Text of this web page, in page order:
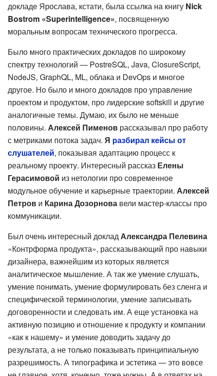
докладе Ярослава, кстати, была ссылка на книгу Nick
Bostrom «Superintelligence», посвященную
моральным вопросам технического прогресса.
Было много практических докладов по широкому
спектру технологий — PostreSQL, Java, ClosureScript,
NodeJS, GraphQL, ML, облака и DevOps и многое
другое. Но было и много докладов про управление
проектом и продуктом, про лидерские softskill и другие
аналогичные темы. Думаю, их было не меньше
половины. Алексей Пименов рассказывал про работу
с метриками потока задач. Я разбирал кейсы от
слушателей, показывая адаптацию процесс к
реальному проекту. Интересный рассказ Елены
Герасимовой из нетологии про современное
модульное обучение и карьерные траектории. Алексей
Петров и Карина Дозорнова вели мастер-классы про
коммуникации.
Был очень интересный докладАлександра Пелевина
«Контрформа продукта», рассказывающий про навыки
дизайнера, важнейшим из которых является
аналитическое мышление. А так же умение слушать,
умение понимать, умение формулировать без сленга и
специфической терминологии, умение записывать
договоренности и следовать им. А еще установка на
активную позицию и отношение к продукту и компании
«как к нашему» и умение доводить задачу до
результата, а не только показывать принципиальную
разрешимость. А типографика и эстетика — это вовсе